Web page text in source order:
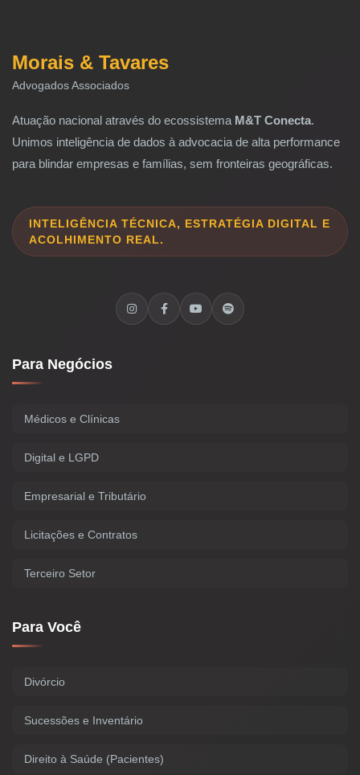
Morais & Tavares
Advogados Associados
Atuação nacional através do ecossistema M&T Conecta.
Unimos inteligência de dados à advocacia de alta performance
para blindar empresas e famílias, sem fronteiras geográficas.
INTELIGÊNCIA TÉCNICA, ESTRATÉGIA DIGITAL E
ACOLHIMENTO REAL.
Para Negócios
Médicos e Clínicas
Digital e LGPD
Empresarial e Tributário
Licitações e Contratos
Terceiro Setor
Para Você
Divórcio
Sucessões e Inventário
Direito à Saúde (Pacientes)